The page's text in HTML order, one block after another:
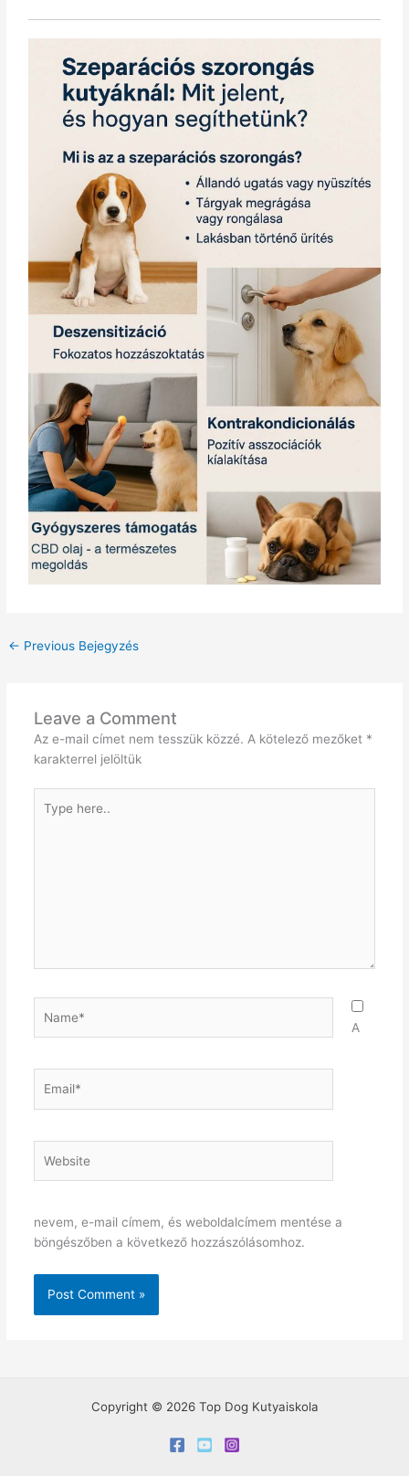
← Previous Bejegyzés
Leave a Comment
Az e-mail címet nem tesszük közzé. A kötelező mezőket *
karakterrel jelöltük
here..
A
nevem, e-mail címem, és weboldalcímem mentése a
böngészőben a következő hozzászólásomhoz.
Copyright © 2026 Top Dog Kutyaiskola